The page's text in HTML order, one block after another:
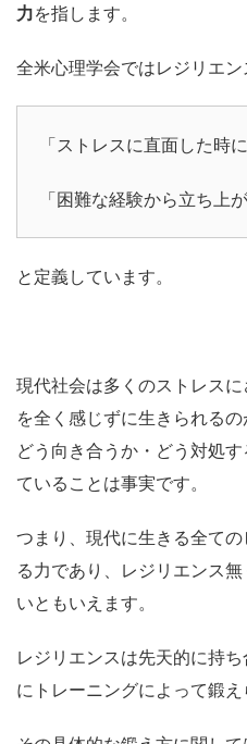
力を指します。
全米心理学会ではレジリエン
「ストレスに直面した時
「困難な経験から立ち上
と定義しています。
現代社会は多くのストレスに
を全く感じずに生きられる
どう向き合うか・どう対処
ていることは事実です。
つまり、現代に生きる全て
る力であり、レジリエンス
いともいえます。
レジリエンスは先天的に持
にトレーニングによって鍛え